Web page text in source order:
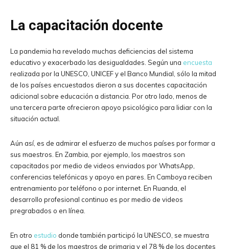
La capacitación docente
La pandemia ha revelado muchas deficiencias del sistema
educativo y exacerbado las desigualdades. Según una encuesta
realizada por la UNESCO, UNICEF y el Banco Mundial, sólo la mitad
de los países encuestados dieron a sus docentes capacitación
adicional sobre educación a distancia. Por otro lado, menos de
una tercera parte ofrecieron apoyo psicológico para lidiar con la
situación actual.
Aún así, es de admirar el esfuerzo de muchos países por formar a
sus maestros. En Zambia, por ejemplo, los maestros son
capacitados por medio de videos enviados por WhatsApp,
conferencias telefónicas y apoyo en pares. En Camboya reciben
entrenamiento por teléfono o por internet. En Ruanda, el
desarrollo profesional continuo es por medio de videos
pregrabados o en línea.
En otro estudio donde también participó la UNESCO, se muestra
que el 81 % de los maestros de primaria y el 78 % de los docentes